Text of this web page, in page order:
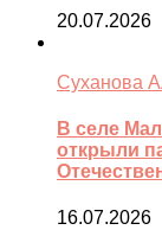
20.07.2026
Суханова
В селе
открыли
16.07.2026